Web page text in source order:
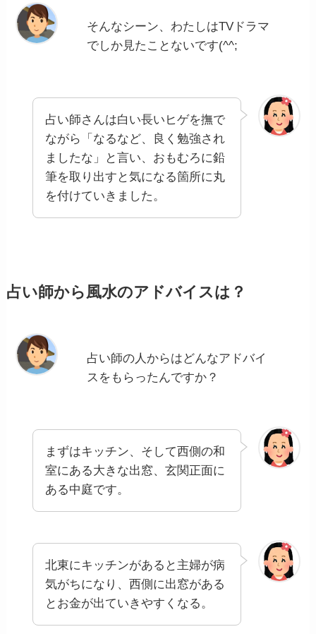
そんなシーン、わたしはTVドラマ
でしか見たことないです(^^;
占い師さんは白い長いヒゲを撫で
ながら「なるなど、良く勉強され
ましたな」と言い、おもむろに鉛
筆を取り出すと気になる箇所に丸
を付けていきました。
占い師から風水のアドバイスは？
占い師の人からはどんなアドバイ
スをもらったんですか？
まずはキッチン、そして西側の和
室にある大きな出窓、玄関正面に
ある中庭です。
北東にキッチンがあると主婦が病
気がちになり、西側に出窓がある
とお金が出ていきやすくなる。